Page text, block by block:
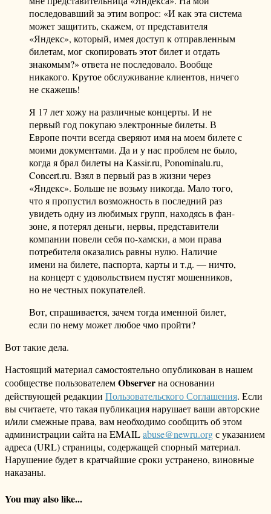
последовавший за этим вопрос: «И как эта система
может защитить, скажем, от представителя
«Яндекс», который, имея доступ к отправленным
билетам, мог скопировать этот билет и отдать
знакомым?» ответа не последовало. Вообще
никакого. Крутое обслуживание клиентов, ничего
не скажешь!
Я 17 лет хожу на различные концерты. И не
первый год покупаю электронные билеты. В
Европе почти всегда сверяют имя на моем билете с
моими документами. Да и у нас проблем не было,
когда я брал билеты на Kassir.ru, Ponominalu.ru,
Concert.ru. Взял в первый раз в жизни через
«Яндекс». Больше не возьму никогда. Мало того,
что я пропустил возможность в последний раз
увидеть одну из любимых групп, находясь в фан-
зоне, я потерял деньги, нервы, представители
компании повели себя по-хамски, а мои права
потребителя оказались равны нулю. Наличие
имени на билете, паспорта, карты и т.д. — ничто,
на концерт с удовольствием пустят мошенников,
но не честных покупателей.
Вот, спрашивается, зачем тогда именной билет,
если по нему может любое чмо пройти?
Вот такие дела.
Настоящий материал самостоятельно опубликован в нашем
сообществе пользователемObserverна основании
действующей редакции Пользовательского Соглашения. Если
вы считаете, что такая публикация нарушает ваши авторские
и/или смежные права, вам необходимо сообщить об этом
администрации сайта на EMAILabuse@newru.orgс указанием
адреса (URL) страницы, содержащей спорный материал.
Нарушение будет в кратчайшие сроки устранено, виновные
наказаны.
You may also like...